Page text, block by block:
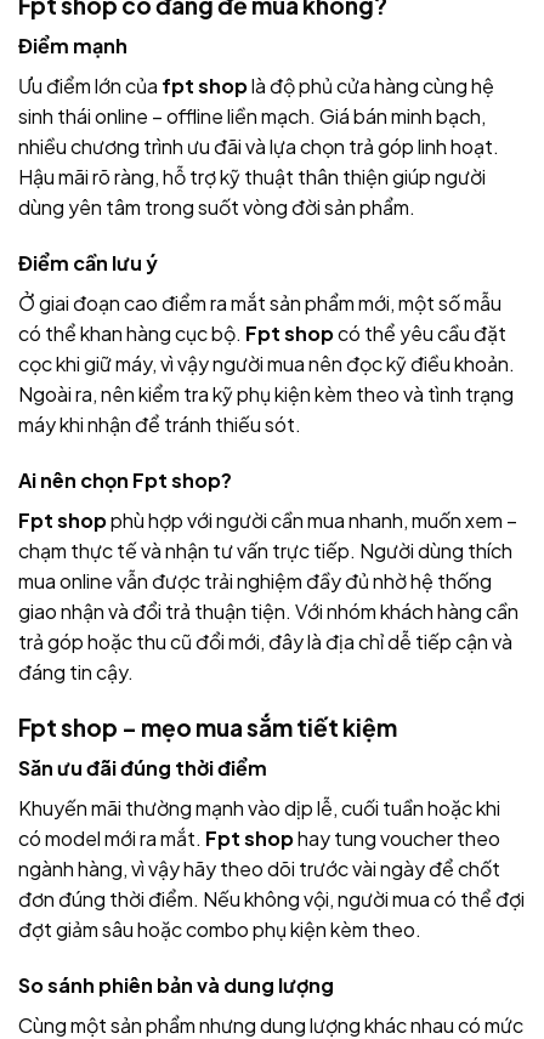
Điểm mạnh
Ưu điểm lớn của fpt shoplà độ phủ cửa hàng cùng hệ
sinh thái online – offline liền mạch. Giá bán minh bạch,
nhiều chương trình ưu đãi và lựa chọn trả góp linh hoạt.
Hậu mãi rõ ràng, hỗ trợ kỹ thuật thân thiện giúp người
dùng yên tâm trong suốt vòng đời sản phẩm.
Điểm cần lưu ý
Ở giai đoạn cao điểm ra mắt sản phẩm mới, một số mẫu
có thể khan hàng cục bộ. Fpt shopcó thể yêu cầu đặt
cọc khi giữ máy, vì vậy người mua nên đọc kỹ điều khoản.
Ngoài ra, nên kiểm tra kỹ phụ kiện kèm theo và tình trạng
máy khi nhận để tránh thiếu sót.
Ai nên chọn Fpt shop?
Fpt shopphù hợp với người cần mua nhanh, muốn xem –
chạm thực tế và nhận tư vấn trực tiếp. Người dùng thích
mua online vẫn được trải nghiệm đầy đủ nhờ hệ thống
giao nhận và đổi trả thuận tiện. Với nhóm khách hàng cần
trả góp hoặc thu cũ đổi mới, đây là địa chỉ dễ tiếp cận và
đáng tin cậy.
Fpt shop – mẹo mua sắm tiết kiệm
Săn ưu đãi đúng thời điểm
Khuyến mãi thường mạnh vào dịp lễ, cuối tuần hoặc khi
có model mới ra mắt. Fpt shophay tung voucher theo
ngành hàng, vì vậy hãy theo dõi trước vài ngày để chốt
đơn đúng thời điểm. Nếu không vội, người mua có thể đợi
đợt giảm sâu hoặc combo phụ kiện kèm theo.
So sánh phiên bản và dung lượng
Cùng một sản phẩm nhưng dung lượng khác nhau có mức